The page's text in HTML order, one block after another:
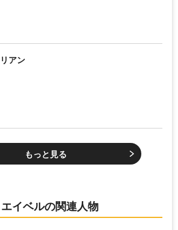
アン
もっと見る
イベルの関連人物